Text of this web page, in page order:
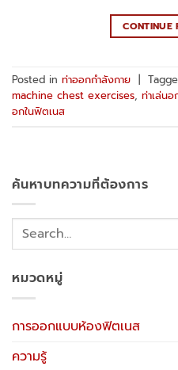
CONTINUE
Posted in ท่าออกกำลังกาย |
machine chest exercises, ท่าเล่น
อกในฟิตเนส
ค้นหาบทความที่ต้องการ
หมวดหมู่
การออกแบบห้องฟิตเนส
ความรู้